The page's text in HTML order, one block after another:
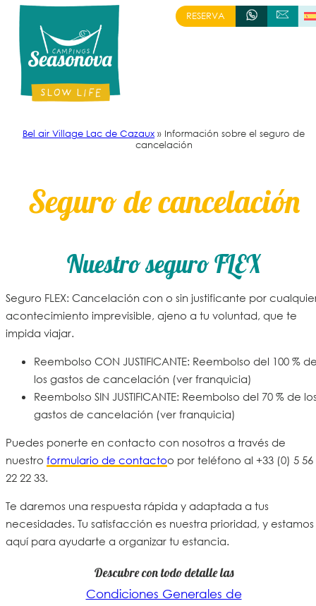
Skip
content
RESERVA+335 57 16 74 65
ESCRÍBENOS
Bel air Village Lac de Cazaux » Información sobre el seguro de
cancelación
Seguro de cancelación
Nuestro seguro FLEX
Seguro FLEX: Cancelación con o sin justificante por
acontecimiento imprevisible, ajeno a tu voluntad, que te
impida viajar.
Reembolso CON JUSTIFICANTE: Reembolso del 100 %
los gastos de cancelación (ver franquicia)
Reembolso SIN JUSTIFICANTE: Reembolso del 70 % de
gastos de cancelación (ver franquicia)
Puedes ponerte en contacto con nosotros a través de
nuestro formulario de contactoo por teléfono al +33 (0) 5 56
22 22 33.
Te daremos una respuesta rápida y adaptada a tus
necesidades. Tu satisfacción es nuestra prioridad, y estamos
aquí para ayudarte a organizar tu estancia.
Descubre con todo detalle las
Condiciones Generales de